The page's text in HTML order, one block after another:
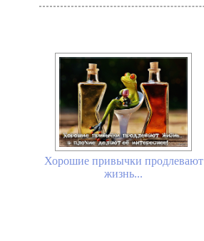
Хорошие привычки продлевают
жизнь...